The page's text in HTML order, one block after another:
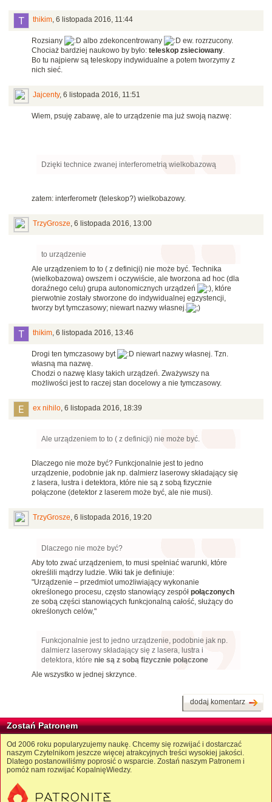
thikim, 6 listopada 2016, 11:44
Rozsiany albo zdekoncentrowany
ew. rozrzucony.
Chociaż bardziej naukowo by było: teleskop zsieciowany.
Bo tu najpierw są teleskopy indywidualne a potem tworzymy z
nich sieć.
Jajcenty, 6 listopada 2016, 11:51
Wiem, psuję zabawę, ale to urządzenie ma już swoją nazwę:
Dzięki technice zwanej interferometrią wielkobazową
zatem: interferometr (teleskop?) wielkobazowy.
TrzyGrosze, 6 listopada 2016, 13:00
to urządzenie
Ale urządzeniem to to ( z definicji) nie może być. Technika
(wielkobazowa) owszem i oczywiście, ale tworzona ad hoc (dla
doraźnego celu) grupa autonomicznych urządzeń
, które
pierwotnie zostały stworzone do indywidualnej egzystencji,
tworzy byt tymczasowy; niewart nazwy własnej.
thikim, 6 listopada 2016, 13:46
Drogi ten tymczasowy byt
niewart nazwy własnej. Tzn.
własną ma nazwę.
Chodzi o nazwę klasy takich urządzeń. Zważywszy na
możliwości jest to raczej stan docelowy a nie tymczasowy.
ex nihilo, 6 listopada 2016, 18:39
Ale urządzeniem to to ( z definicji) nie może być.
Dlaczego nie może być? Funkcjonalnie jest to jedno
urządzenie, podobnie jak np. dalmierz laserowy składający się
z lasera, lustra i detektora, które nie są z sobą fizycznie
połączone (detektor z laserem może być, ale nie musi).
TrzyGrosze, 6 listopada 2016, 19:20
Dlaczego nie może być?
Aby toto zwać urządzeniem, to musi spełniać warunki, które
określili mądrzy ludzie. Wiki tak je definiuje:
"Urządzenie – przedmiot umożliwiający wykonanie
określonego procesu, często stanowiący zespół połączonych
ze sobą części stanowiących funkcjonalną całość, służący do
określonych celów,"
Funkcjonalnie jest to jedno urządzenie, podobnie jak np.
dalmierz laserowy składający się z lasera, lustra i
detektora, które nie są z sobą fizycznie połączone
Ale wszystko w jednej skrzynce.
dodaj komentarz
Zostań Patronem
Od 2006 roku popularyzujemy naukę. Chcemy się rozwijać i dostarczać
naszym Czytelnikom jeszcze więcej atrakcyjnych treści wysokiej jakości.
Dlatego postanowiliśmy poprosić o wsparcie. Zostań naszym Patronem i
pomóż nam rozwijać KopalnięWiedzy.